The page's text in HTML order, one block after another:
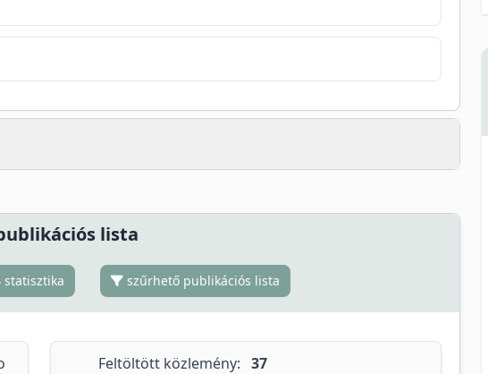
lista
statisztika szűrhető publikációs lista
Feltöltött közlemény: 37